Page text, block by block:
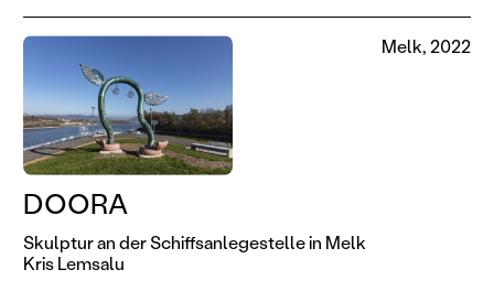
DOORA
Skulptur an der Schiffsanlegestelle in Melk
Kris Lemsalu
Melk, 2022